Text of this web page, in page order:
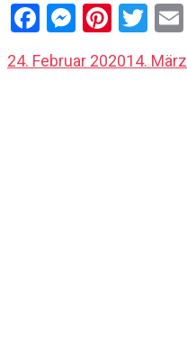
Facebook
24. Februar 202014.